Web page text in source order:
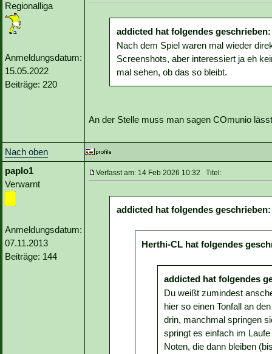
Regionalliga
Anmeldungsdatum:
15.05.2022
Beiträge: 220
addicted hat folgendes geschrieben:
Nach dem Spiel waren mal wieder
Screenshots, aber interessiert ja eh
mal sehen, ob das so bleibt.
An der Stelle muss man sagen COmunio
Nach oben
paplo1
Verwarnt
Anmeldungsdatum:
07.11.2013
Beiträge: 144
Verfasst am: 14 Feb 2026 10:32 Titel:
addicted hat folgendes geschrieben:
Herthi-CL hat folgendes
addicted hat folgendes
Du weißt zumindest
hier so einen Tonfall an
drin, manchmal springen
springt es einfach im
Noten, die dann bleiben